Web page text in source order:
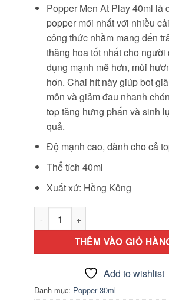
Popper Men At Play 40ml là
popper mới nhất với nhiều
công thức nhằm mang đến
thăng hoa tốt nhất cho người
dụng mạnh mẽ hơn, mùi
hơn. Chai hít này giúp bot
môn và giảm đau nhanh
top tăng hưng phấn và sinh
quả.
Độ mạnh cao, dành cho cả
Thể tích 40ml
Xuất xứ: Hồng Kông
THÊM VÀO GIỎ
Add to wishlist
Danh mục: Popper 30ml